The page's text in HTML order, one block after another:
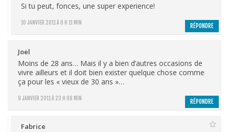
10 JANVIER 2011 À 0 H 11 MIN
Si tu peut, fonces, une super experience!
RÉPONDRE
Joel
9 JANVIER 2011 À 23 H 08 MIN
Moins de 28 ans… Mais il y a bien d’autres occasions de
vivre ailleurs et il doit bien exister quelque chose comme
ça pour les « vieux de 30 ans »…
RÉPONDRE
Fabrice